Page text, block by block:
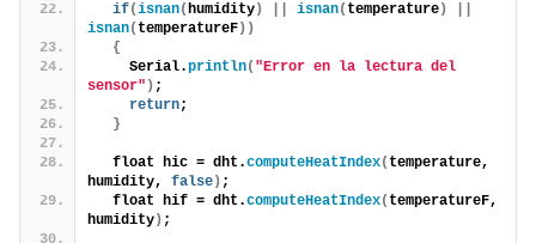
if(isnan(humidity) isnan( temperature)
isnan( temperatureF))
{
    Serial.
println( "Error en la lectura del
sensor" ) ;
return;
}
  float hic = dht.
computeHeatIndex( temperature,
humidity, false) ;
  float hif = dht.
computeHeatIndex( temperatureF,
humidity) ;